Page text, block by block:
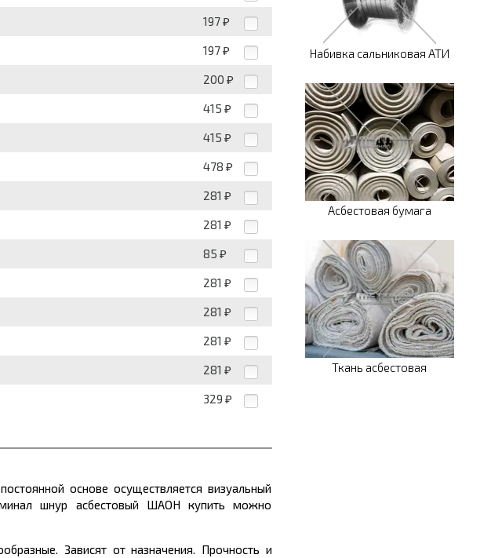
197 ₽
197 ₽
200 ₽
415 ₽
415 ₽
478 ₽
281 ₽
281 ₽
85 ₽
281 ₽
281 ₽
281 ₽
281 ₽
329 ₽
основе осуществляется визуальный
шнур асбестовый ШАОН купить можно
Зависят от назначения. Прочность и
Набивка сальниковая АТИ
Асбестовая бумага
Ткань асбестовая